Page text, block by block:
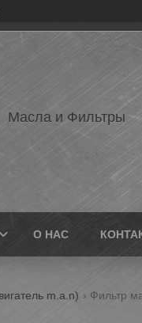
Масла и Фильтры
О НАС
m.a.n) Фильтр